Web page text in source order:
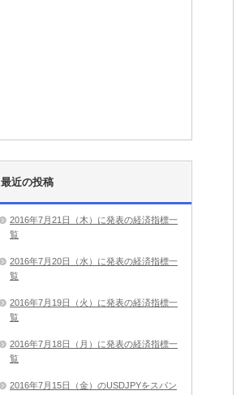
最近の投稿
2016年7月21日（木）に発表の経済指標一
覧
2016年7月20日（水）に発表の経済指標一
覧
2016年7月19日（火）に発表の経済指標一
覧
2016年7月18日（月）に発表の経済指標一
覧
2016年7月15日（金）のUSDJPYをスパン